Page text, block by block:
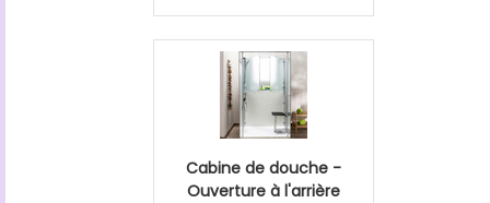
Cabine de douche -
Ouverture à l'arrière